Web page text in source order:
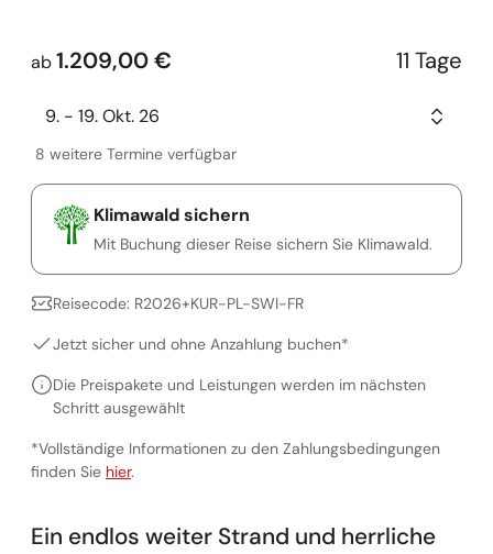
Ein endlos weiter Strand und herrliche
ab1.209,00 € 11 Tage
9. - 19. Okt. 26
8 weitere Termine verfügbar
Klimawald sichern
Mit Buchung dieser Reise sichern Sie Klimawald.
Reisecode: R2026+KUR-PL-SWI-FR
Jetzt sicher und ohne Anzahlung buchen*
Die Preispakete und Leistungen werden im nächsten
Schritt ausgewählt
*Vollständige Informationen zu den Zahlungsbedingungen
finden Sie Vollständige Informationen zu den
hier.